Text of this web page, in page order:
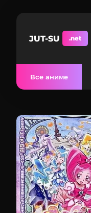
JUT-SU .net
Все аниме